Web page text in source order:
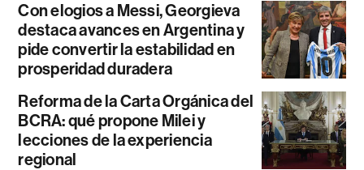
Con elogios a Messi, Georgieva
destaca avances en Argentina y
pide convertir la estabilidad en
prosperidad duradera
Reforma de la Carta Orgánica del
BCRA: qué propone Milei y
lecciones de la experiencia
regional